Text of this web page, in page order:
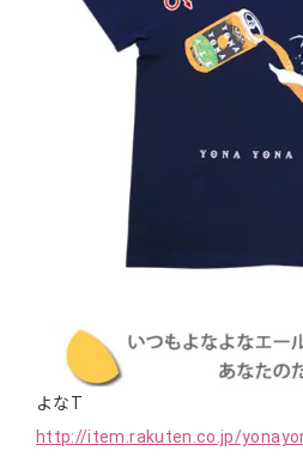
よなT
http://item.rakuten.co.jp/